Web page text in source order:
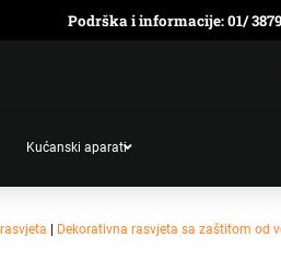
Podrška i informacije: 01/
Kućanski aparati
| Dekorativna rasvjeta sa zaštitom od